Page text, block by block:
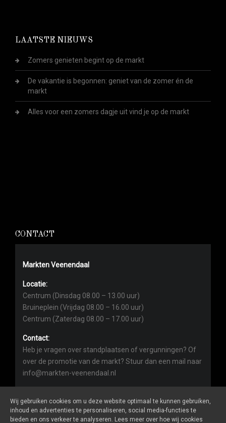
LAATSTE NIEUWS
Zomers genieten begint op de markt
De vakantie is begonnen: geniet van de zomer én de
markt
Alles voor een zomers dagje uit vind je op de markt
CONTACT
Markten Veenendaal
Locatie:
Centrum (Dinsdag 08.00 – 13.00 uur)
Bruineplein (Vrijdag 08.00 – 16.00 uur)
Centrum (Zaterdag 08.00 – 17.00 uur)
Contact:
Heb je vragen over standplaatsen of vergunningen? Of
over de promotie van de markt? Stuur dan een mail naar
info@markten-veenendaal.nl
Wij gebruiken cookies om u deze website optimaal te kunnen gebruiken,
inhoud en advertenties te personaliseren, social media-functies te
bieden en ons verkeer te analyseren. Lees meer over hoe wij cookies